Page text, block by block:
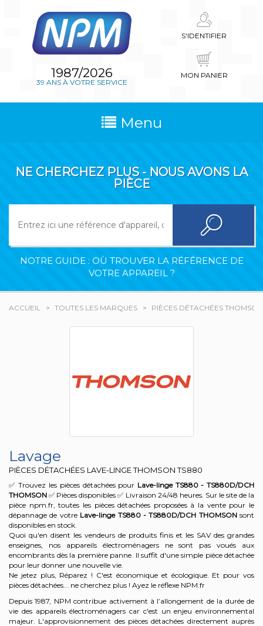
1987/2026
39 ANS À VOTRE SERVICE
S'IDENTIFIER
MON PANIER
Menu
NE CHERCHEZ PLUS - NOUS AVONS LA
PIÈCE
NOTRE GUIDE : OÙ TROUVER LA RÉFÉRENCE DE
VOTRE APPAREIL ?
ACCUEIL TOUTES LES MARQUES PIÈCES DÉTACHÉES THOMSON
Lavage
PIÈCES DÉTACHÉES LAVE-LINGE THOMSONTS880
✅ Trouvez les pièces détachées pour Lave-linge TS880 - TS880D/DCH
THOMSON✅ Pièces disponibles ✅ Livraison 24/48 heures. Sur le site de la
pièce npm.fr, toutes les pièces détachées proposées à la vente pour le
dépannage de votre Lave-linge TS880 - TS880D/DCH THOMSONsont
disponibles en stock.
Quoi qu'en disent les vendeurs de produits finis et les SAV des grandes
enseignes, nos appareils électroménagers ne sont pas voués aux
encombrants dès la première panne. Il suffit d'une simple pièce détachée
pour leur donner une nouvelle vie.
Ne jetez plus, Réparez ! C'est économique et écologique. Et pour vos
pièces détachées... ne cherchez plus ! Ayez le réflexe NPM.fr
Depuis 1987, NPM contribue activement à l’allongement de la durée de
vie des appareils électroménagers car c'est un enjeu environnemental
majeur. L'approvisionnement des pièces détachées directement auprès